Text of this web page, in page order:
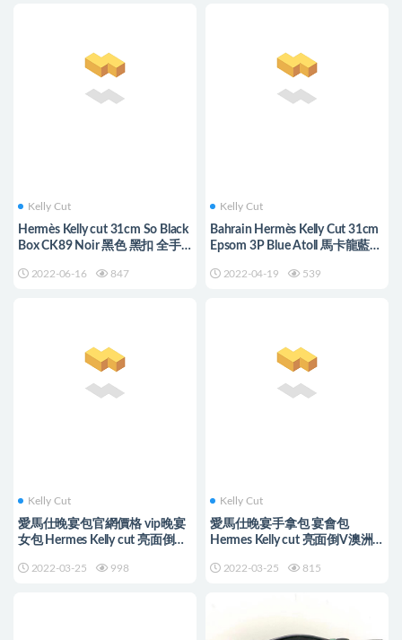
Kelly Cut
Hermès Kelly cut 31cm So Black
Box CK89 Noir 黑色 黑扣 全手
2022-06-16 847
Kelly Cut
Bahrain Hermès Kelly Cut 31cm
Epsom 3P Blue Atoll 馬卡龍藍
2022-04-19 539
Kelly Cut
愛馬仕晚宴包官網價格 vip晚宴
女包 Hermes Kelly cut 亮面倒V
2022-03-25 998
Kelly Cut
愛馬仕晚宴手拿包 宴會包
Hermes Kelly cut 亮面倒V澳洲
2022-03-25 815